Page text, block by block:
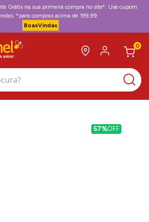
Grátis na sua primeira compra no site*. Use cupom
*para compras acima de 199,99
BoasVindas
0
57%OFF